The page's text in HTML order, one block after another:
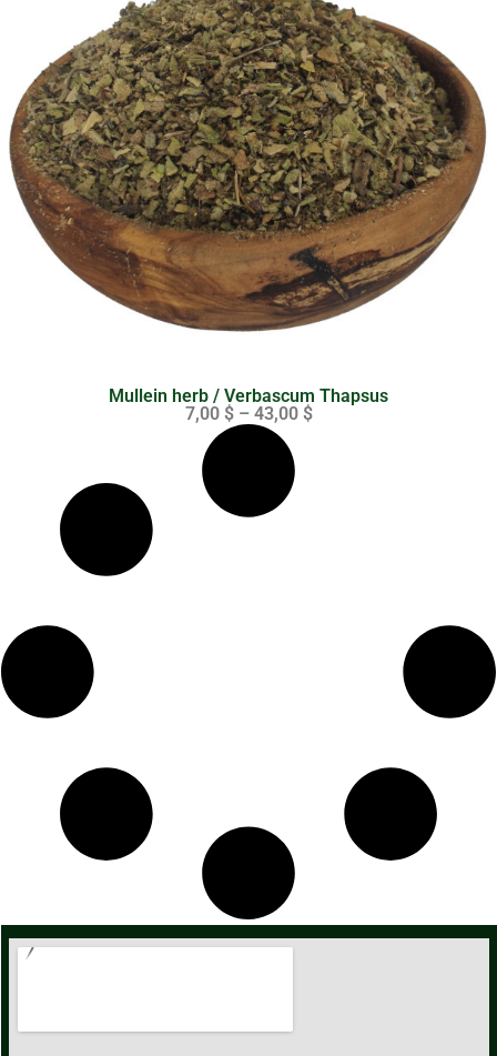
Mullein herb / Verbascum Thapsus
7,00 $ – 43,00 $